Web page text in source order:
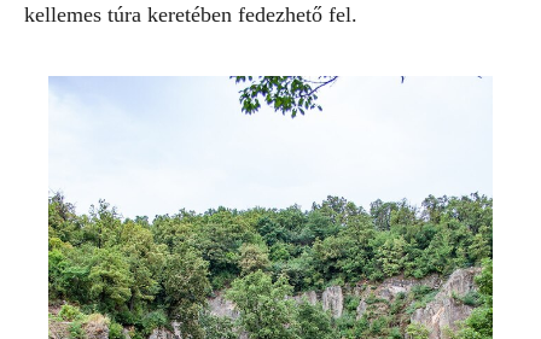
kellemes túra keretében fedezhető fel.